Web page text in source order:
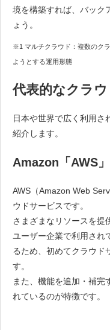
境を構築すれば、バック
ょう。
※1 マルチクラウド：複数のク
ようとする運用形態
代表的なクラ
日本や世界で広く利用さ
紹介します。
Amazon「AWS」
AWS（Amazon Web
ウドサービスです。
さまざまなリソースを提
ユーザー企業で利用され
るため、初めてクラウド
す。
また、機能を追加・補完
れているのが特徴です。